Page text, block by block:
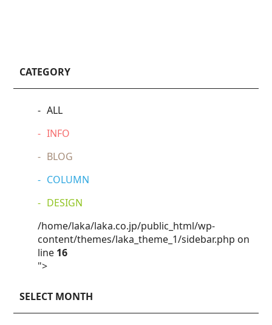
CATEGORY
ALL
INFO
BLOG
COLUMN
DESIGN
/home/laka/laka.co.jp/public_html/wp-
content/themes/laka_theme_1/sidebar.php on
line 16
">
SELECT MONTH